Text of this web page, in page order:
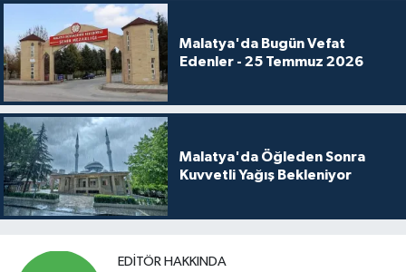
Malatya'da Bugün Vefat
Edenler - 25 Temmuz 2026
Malatya'da Öğleden Sonra
Kuvvetli Yağış Bekleniyor
EDITÖR HAKKINDA